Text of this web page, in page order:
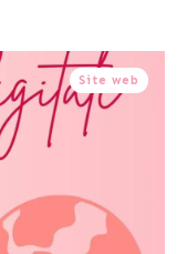
Site web